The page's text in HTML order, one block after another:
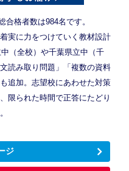
格者数は984名です。
実に力をつけていく教材設計
（全校）や千葉県立中（千
読み取り問題」「複数の資料
追加。志望校にあわせた対策
限られた時間で正答にたどり
ジ